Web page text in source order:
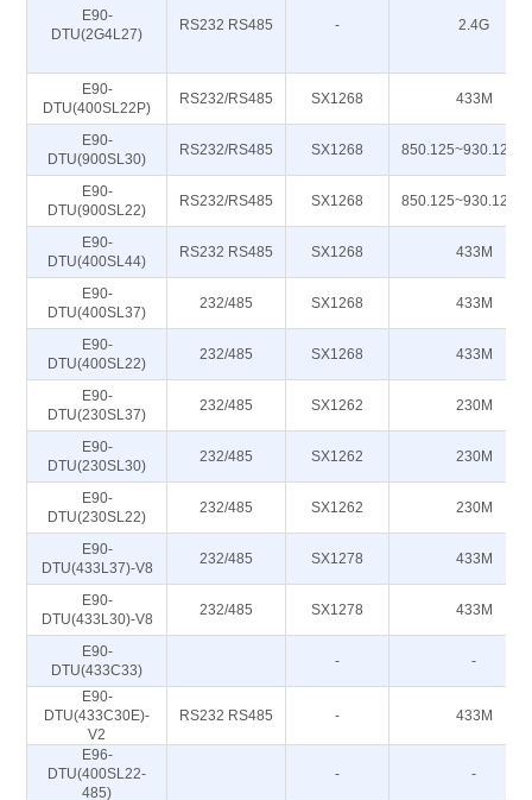
E90-
DTU(2G4L27)
RS232 RS485 - 2.4G
E90-
DTU(400SL22P)
RS232/RS485 SX1268 433M
E90-
DTU(900SL30)
RS232/RS485 SX1268
E90-
DTU(900SL22)
RS232/RS485 SX1268
E90-
DTU(400SL44)
RS232 RS485 SX1268 433M
E90-
DTU(400SL37)
232/485 SX1268 433M
E90-
DTU(400SL22)
232/485 SX1268 433M
E90-
DTU(230SL37)
232/485 SX1262 230M
E90-
DTU(230SL30)
232/485 SX1262 230M
E90-
DTU(230SL22)
232/485 SX1262 230M
E90-
DTU(433L37)-V8
232/485 SX1278 433M
E90-
DTU(433L30)-V8
232/485 SX1278 433M
E90-
DTU(433C33)
- -
E90-
DTU(433C30E)-
V2
RS232 RS485 - 433M
E96-
DTU(400SL22-
485)
- -